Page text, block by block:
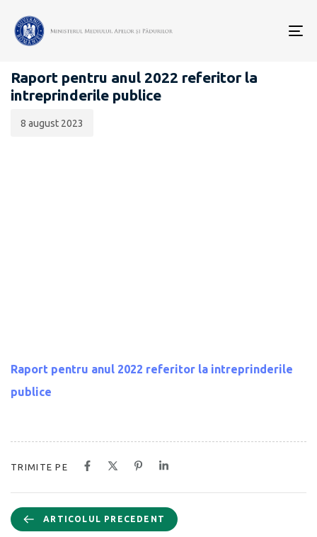
GUVERNANȚĂ CORPORATIVĂ
Raport pentru anul 2022 referitor la
intreprinderile publice
publicării:
8 august 2023
Raport pentru anul 2022 referitor la intreprinderile
publice
TRIMITE PE
ARTICOLUL PRECEDENT